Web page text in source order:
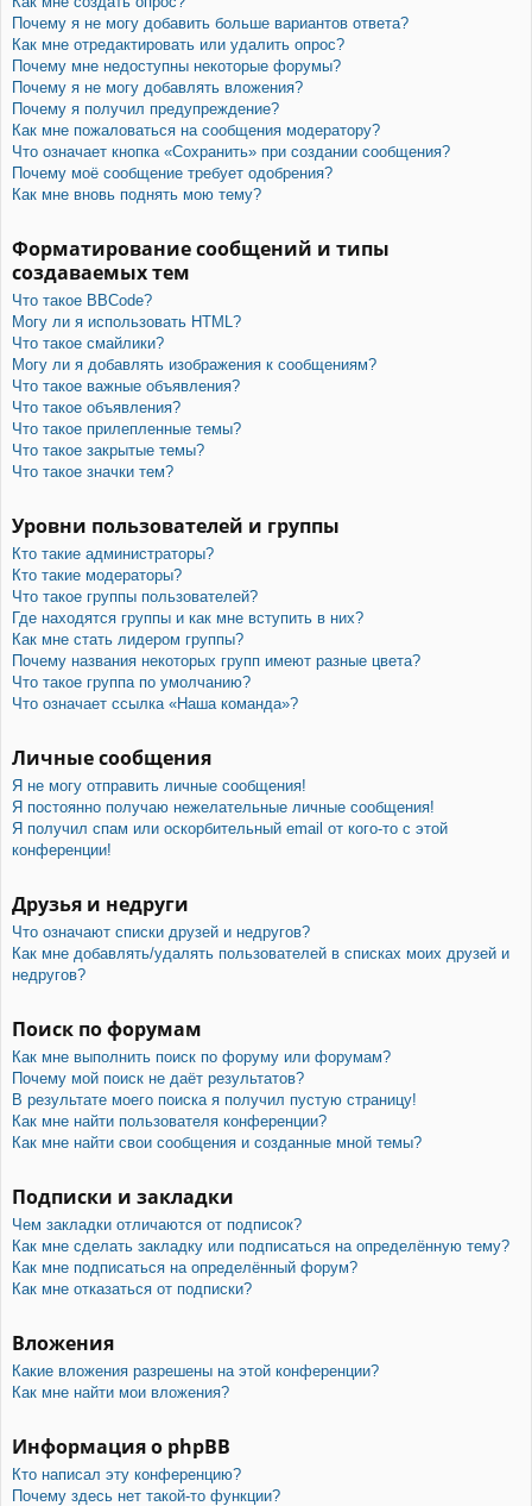
Почему я не могу добавить больше вариантов ответа?
Как мне отредактировать или удалить опрос?
Почему мне недоступны некоторые форумы?
Почему я не могу добавлять вложения?
Почему я получил предупреждение?
Как мне пожаловаться на сообщения модератору?
Что означает кнопка «Сохранить» при создании сообщения?
Почему моё сообщение требует одобрения?
Как мне вновь поднять мою тему?
Форматирование сообщений и типы
создаваемых тем
Что такое BBCode?
Могу ли я использовать HTML?
Что такое смайлики?
Могу ли я добавлять изображения к сообщениям?
Что такое важные объявления?
Что такое объявления?
Что такое прилепленные темы?
Что такое закрытые темы?
Что такое значки тем?
Уровни пользователей и группы
Кто такие администраторы?
Кто такие модераторы?
Что такое группы пользователей?
Где находятся группы и как мне вступить в них?
Как мне стать лидером группы?
Почему названия некоторых групп имеют разные цвета?
Что такое группа по умолчанию?
Что означает ссылка «Наша команда»?
Личные сообщения
Я не могу отправить личные сообщения!
Я постоянно получаю нежелательные личные сообщения!
Я получил спам или оскорбительный email от кого-то с этой
конференции!
Друзья и недруги
Что означают списки друзей и недругов?
Как мне добавлять/удалять пользователей в списках моих друзей и
недругов?
Поиск по форумам
Как мне выполнить поиск по форуму или форумам?
Почему мой поиск не даёт результатов?
В результате моего поиска я получил пустую страницу!
Как мне найти пользователя конференции?
Как мне найти свои сообщения и созданные мной темы?
Подписки и закладки
Чем закладки отличаются от подписок?
Как мне сделать закладку или подписаться на определённую тему?
Как мне подписаться на определённый форум?
Как мне отказаться от подписки?
Вложения
Какие вложения разрешены на этой конференции?
Как мне найти мои вложения?
Информация о phpBB
Кто написал эту конференцию?
Почему здесь нет такой-то функции?